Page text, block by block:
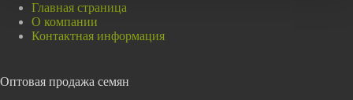
Главная страница
О компании
Контактная информация
Оптовая продажа семян